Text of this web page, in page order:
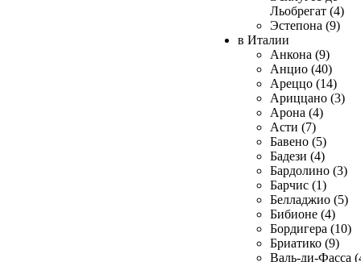
Льобрегат (4)
Эстепона (9)
в Италии
Анкона (9)
Анцио (40)
Ареццо (14)
Ариццано (3)
Арона (4)
Асти (7)
Бавено (5)
Бадези (4)
Бардолино (3)
Барчис (1)
Белладжио (5)
Бибионе (4)
Бордигера (10)
Бриатико (9)
Валь-ди-Фасса